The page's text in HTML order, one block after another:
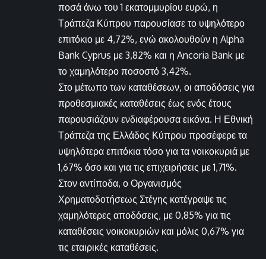
ποσά άνω του 1 εκατομμυρίου ευρώ, η
Τράπεζα Κύπρου παρουσίασε το υψηλότερο
επιτόκιο με 4,72%, ενώ ακολουθούν η Alpha
Bank Cyprus με 3,82% και η Ancoria Bank με
το χαμηλότερο ποσοστό 3,42%.
Στο μέτωπο των καταθέσεων, οι αποδόσεις για
προθεσμιακές καταθέσεις έως ενός έτους
παρουσιάζουν ενδιαφέρουσα εικόνα. Η Εθνική
Τράπεζα της Ελλάδος Κύπρου προσέφερε τα
υψηλότερα επιτόκια τόσο για τα νοικοκυριά με
1,67% όσο και για τις επιχειρήσεις με 1,71%.
Στον αντίποδα, ο Οργανισμός
Χρηματοδοτήσεως Στέγης κατέγραψε τις
χαμηλότερες αποδόσεις, με 0,85% για τις
καταθέσεις νοικοκυριών και μόλις 0,67% για
τις εταιρικές καταθέσεις.